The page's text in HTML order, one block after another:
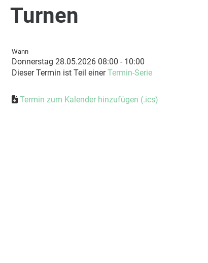
Turnen
Wann
Donnerstag 28.05.2026 08:00 - 10:00
Dieser Termin ist Teil einerTermin-Serie
Termin zum Kalender hinzufügen (.ics)